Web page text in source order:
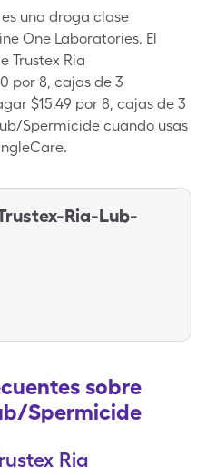
una droga clase
One Laboratories. El
Trustex Ria
por 8, cajas de 3
$15.49 por 8, cajas de 3
Spermicide cuando usas
Ria-Lub-
sobre
Spermicide
Ria